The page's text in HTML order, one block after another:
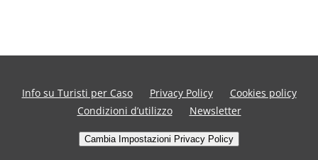
Info su Turisti per Caso Privacy Policy
Cookies policy
Condizioni d’utilizzo
Newsletter
Cambia Impostazioni Privacy Policy